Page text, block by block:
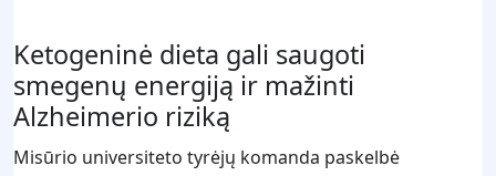
Ketogeninė dieta gali saugoti
smegenų energiją ir mažinti
Alzheimerio riziką
Misūrio universiteto tyrėjų komanda paskelbė